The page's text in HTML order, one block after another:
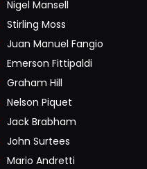
Nigel Mansell
Stirling Moss
Juan Manuel Fangio
Emerson Fittipaldi
Graham Hill
Nelson Piquet
Jack Brabham
John Surtees
Mario Andretti